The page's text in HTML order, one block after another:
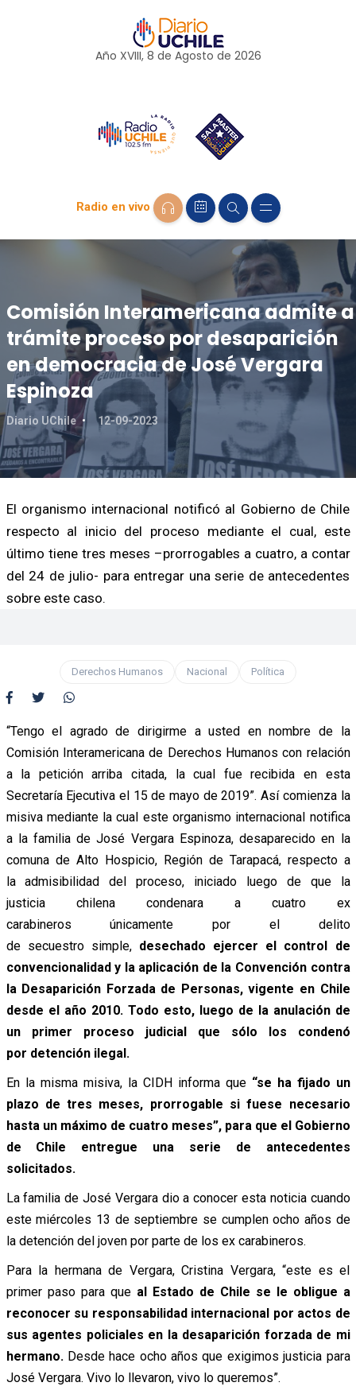
Año XVIII, 8 de Agosto de 2026
Radio en vivo
Comisión Interamericana admite a
trámite proceso por desaparición
en democracia de José Vergara
Espinoza
Diario UChile 12-09-2023
El organismo internacional notificó al Gobierno de Chile
respecto al inicio del proceso mediante el cual, este
último tiene tres meses –prorrogables a cuatro, a contar
del 24 de julio- para entregar una serie de antecedentes
sobre este caso.
Derechos Humanos Nacional Política
“Tengo el agrado de dirigirme a usted en nombre de la
Comisión Interamericana de Derechos Humanos con relación
a la petición arriba citada, la cual fue recibida en esta
Secretaría Ejecutiva el 15 de mayo de 2019”. Así comienza la
misiva mediante la cual este organismo internacional notifica
a la familia de José Vergara Espinoza, desaparecido en la
comuna de Alto Hospicio, Región de Tarapacá, respecto a
la admisibilidad del proceso, iniciado luego de que la
justicia chilena condenara a cuatro ex
carabineros únicamente por el delito
de secuestro simple, desechado ejercer el control de
convencionalidad y la aplicación de la Convención contra
la Desaparición Forzada de Personas, vigente en Chile
desde el año 2010. Todo esto, luego de la anulación de
un primer proceso judicial que sólo los condenó
por detención ilegal.
En la misma misiva, la CIDH informa que “se ha fijado un
plazo de tres meses, prorrogable si fuese necesario
hasta un máximo de cuatro meses”, para que el Gobierno
de Chile entregue una serie de antecedentes
solicitados.
La familia de José Vergara dio a conocer esta noticia cuando
este miércoles 13 de septiembre se cumplen ocho años de
la detención del joven por parte de los ex carabineros.
Para la hermana de Vergara, Cristina Vergara, “este es el
primer paso para que al Estado de Chile se le obligue a
reconocer su responsabilidad internacional por actos de
sus agentes policiales en la desaparición forzada de mi
hermano. Desde hace ocho años que exigimos justicia para
José Vergara. Vivo lo llevaron, vivo lo queremos”.